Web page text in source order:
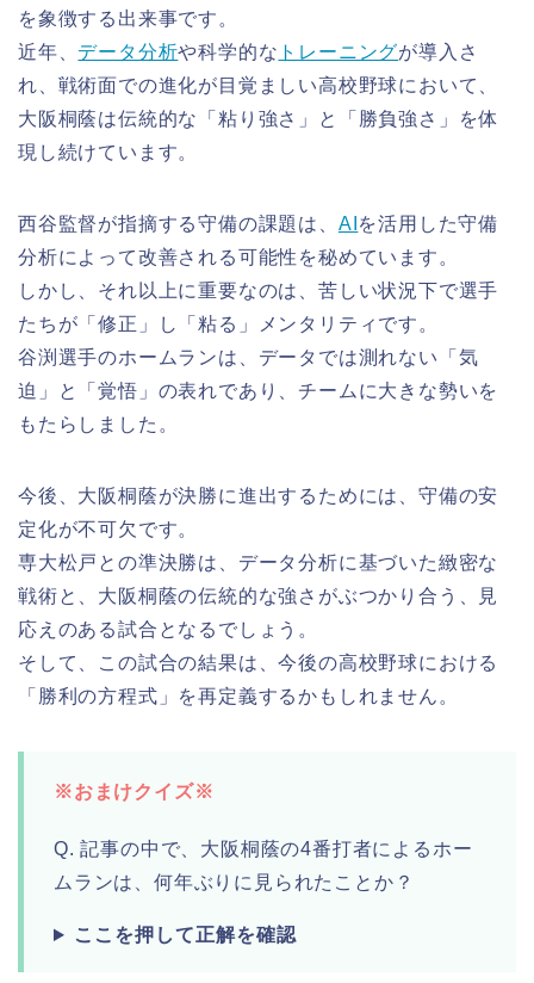
を象徴する出来事です。
近年、 データ分析や科学的な トレーニングが導入さ
れ、戦術面での進化が目覚ましい高校野球において、
大阪桐蔭は伝統的な「粘り強さ」と「勝負強さ」を体
現し続けています。
西谷監督が指摘する守備の課題は、 AI を活用した守備
分析によって改善される可能性を秘めています。
しかし、それ以上に重要なのは、苦しい状況下で選手
たちが「修正」し「粘る」メンタリティです。
谷渕選手のホームランは、データでは測れない「気
迫」と「覚悟」の表れであり、チームに大きな勢いを
もたらしました。
今後、大阪桐蔭が決勝に進出するためには、守備の安
定化が不可欠です。
専大松戸との準決勝は、データ分析に基づいた緻密な
戦術と、大阪桐蔭の伝統的な強さがぶつかり合う、見
応えのある試合となるでしょう。
そして、この試合の結果は、今後の高校野球における
「勝利の方程式」を再定義するかもしれません。
※おまけクイズ※
Q. 記事の中で、大阪桐蔭の4番打者によるホー
ムランは、何年ぶりに見られたことか？
ここを押して正解を確認